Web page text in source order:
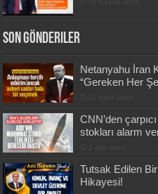
Son Gönderiler
Netanyahu İran
“Gereken Her
CNN’den
stokları alarm
Tutsak Edilen
Hikayesi!